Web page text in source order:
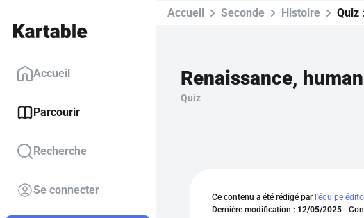
Accueil
Parcourir
Recherche
Se connecter
Accueil Seconde Histoire Quiz :
Renaissance,
Quiz
Ce contenu a été rédigé par l'équipe
Dernière modification : 12/05/2025 -